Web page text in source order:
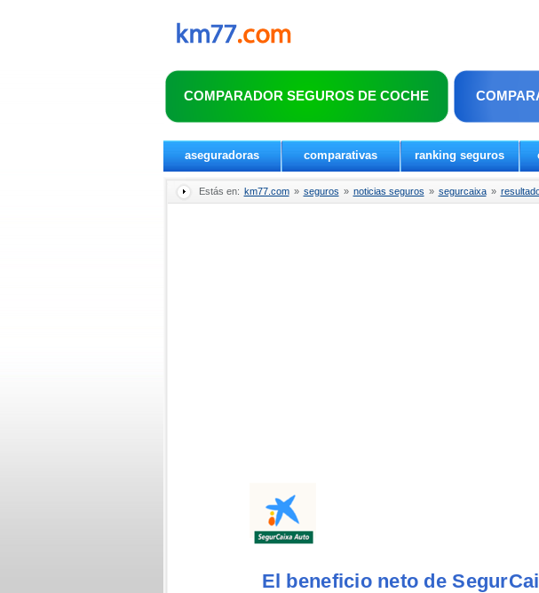
COMPARADOR SEGUROS DE COCHE
aseguradoras comparativas ranking seguros
Estás en: km77.com » seguros » noticias seguros » segurcaixa »
El beneficio neto de